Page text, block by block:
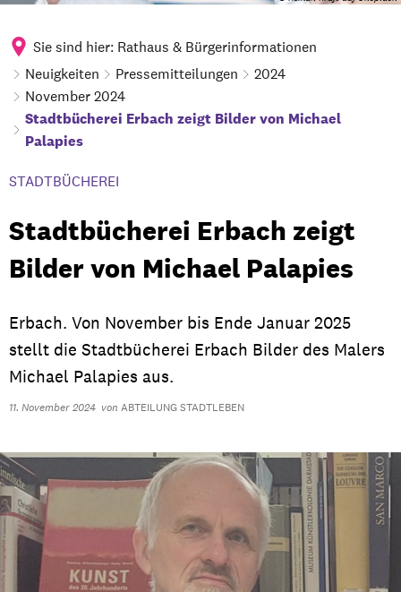
Sie sind hier: Rathaus & Bürgerinformationen
Neuigkeiten
Pressemitteilungen
2024
November 2024
Stadtbücherei Erbach zeigt Bilder von Michael
Palapies
STADTBÜCHEREI
Stadtbücherei Erbach zeigt
Bilder von Michael Palapies
Erbach. Von November bis Ende Januar 2025
stellt die Stadtbücherei Erbach Bilder des Malers
Michael Palapies aus.
11. November 2024 von ABTEILUNG STADTLEBEN